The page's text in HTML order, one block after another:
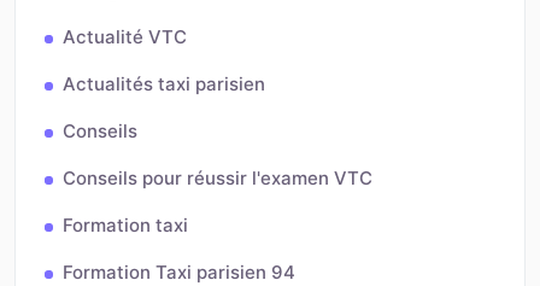
Actualité VTC
Actualités taxi parisien
Conseils
Conseils pour réussir l'examen VTC
Formation taxi
Formation Taxi parisien 94